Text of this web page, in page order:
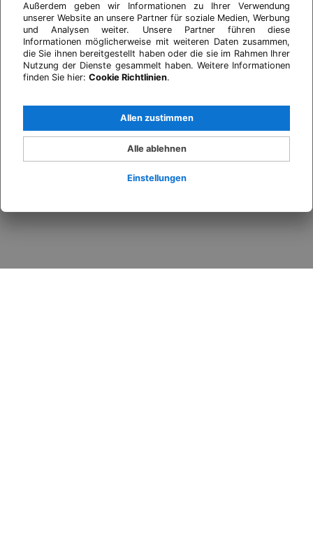
Außerdem geben wir Informationen zu Ihrer Verwendung
unserer Website an unsere Partner für soziale Medien, Werbung
und Analysen weiter. Unsere Partner führen diese
Informationen möglicherweise mit weiteren Daten zusammen,
die Sie ihnen bereitgestellt haben oder die sie im Rahmen Ihrer
Nutzung der Dienste gesammelt haben. Weitere Informationen
finden Sie hier: Cookie Richtlinien.
Einstellungen
Alle ablehnen
Allen zustimmen